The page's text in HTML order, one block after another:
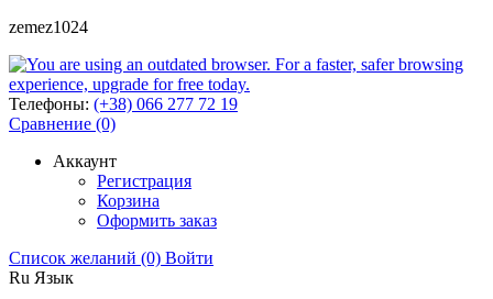
zemez1024
Телефоны: (+38) 066 277 72 19
Сравнение (0)
Аккаунт
Регистрация
Корзина
Оформить заказ
Список желаний (0) Войти
Ru Язык